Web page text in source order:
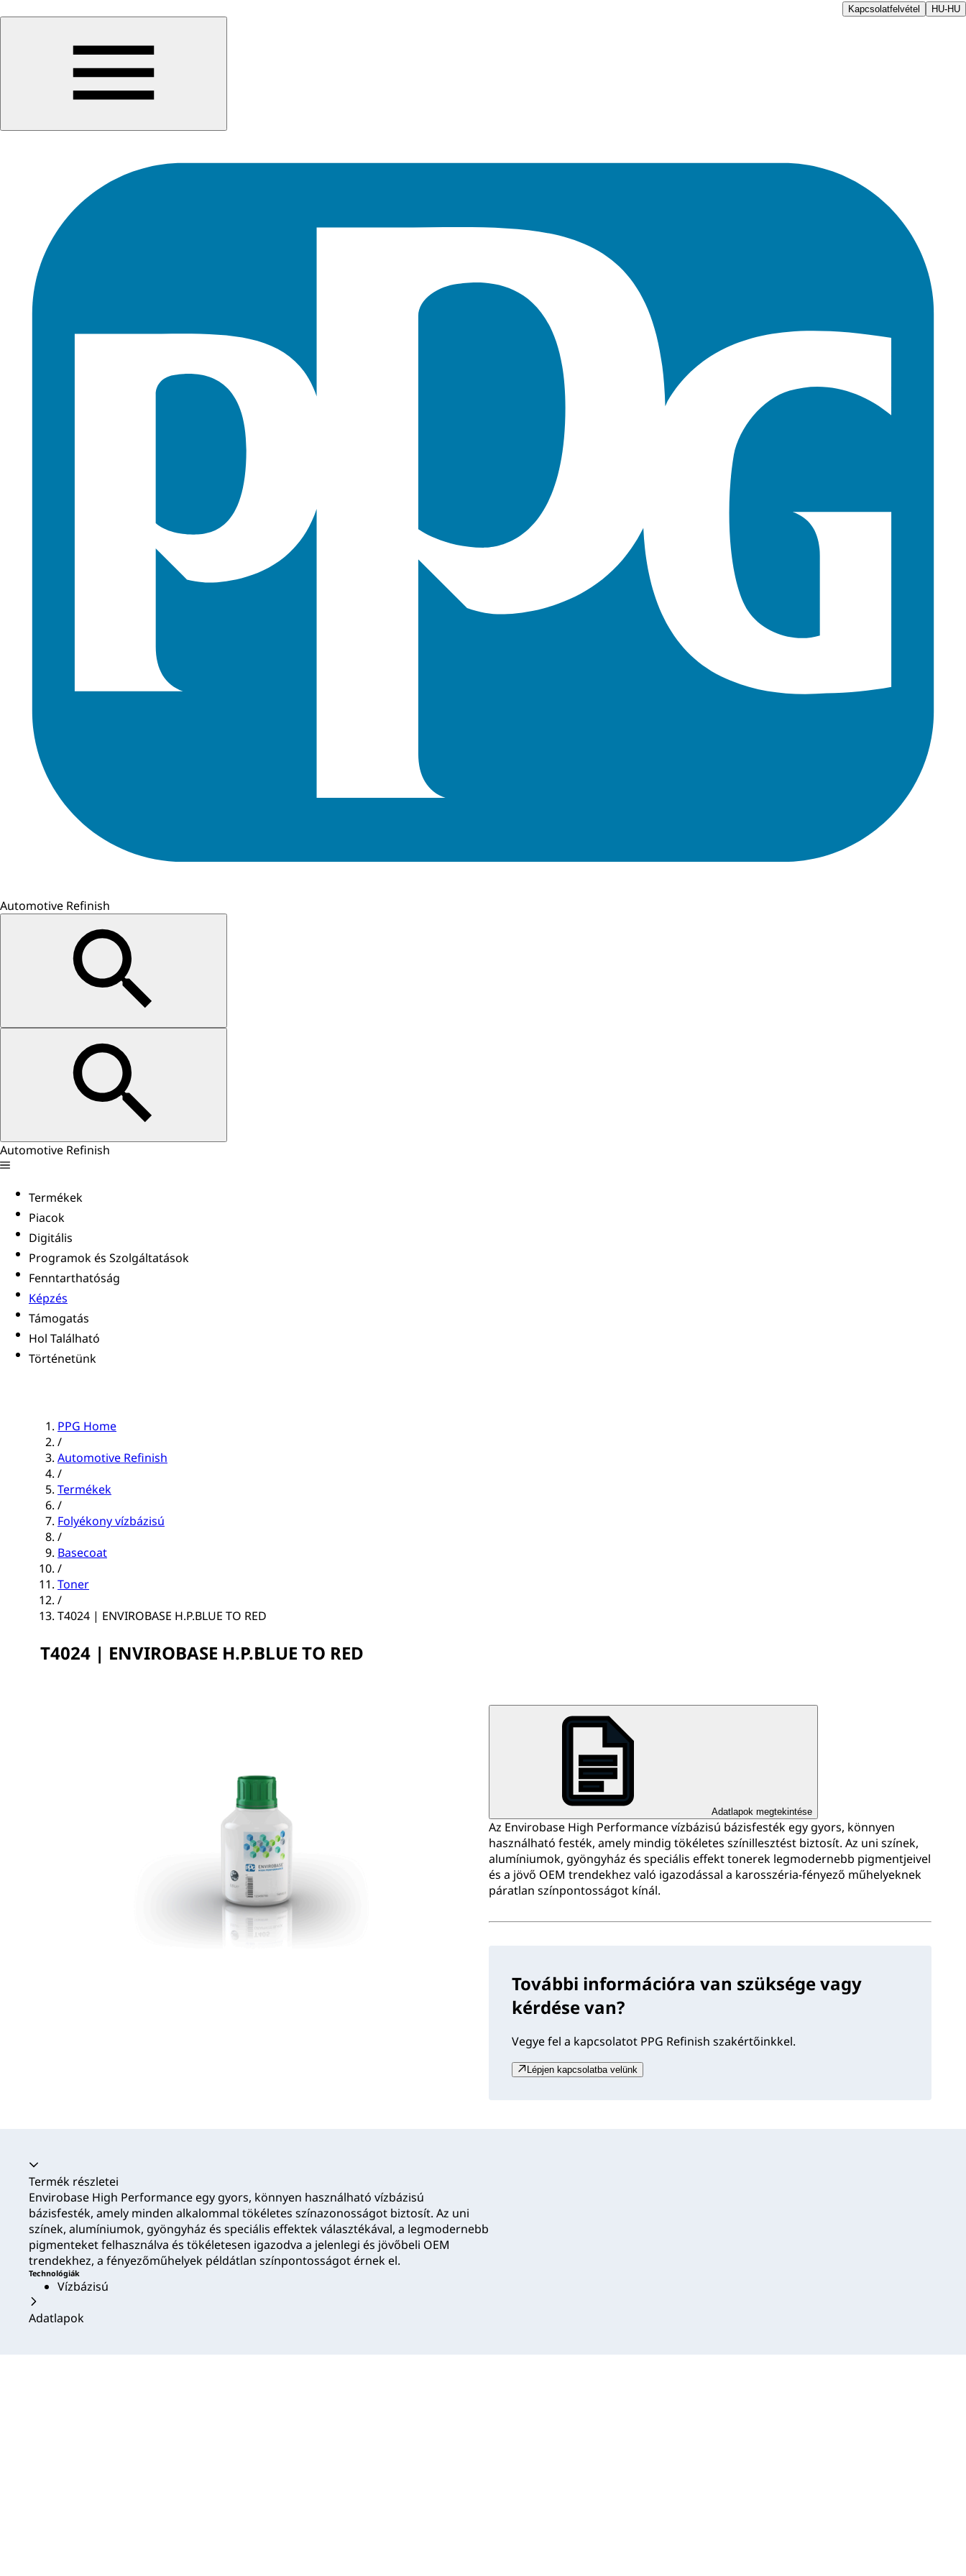
Kapcsolatfelvétel HU-HU
Automotive Refinish
Automotive Refinish
Termékek
Piacok
Digitális
Programok és Szolgáltatások
Fenntarthatóság
Képzés
Támogatás
Hol Található
Történetünk
PPG Home
/
Automotive Refinish
/
Termékek
/
Folyékony vízbázisú
/
Basecoat
/
Toner
/
T4024 | ENVIROBASE H.P.BLUE TO RED
T4024 | ENVIROBASE H.P.BLUE TO RED
Adatlapok megtekintése
Az Envirobase High Performance vízbázisú bázisfesték egy gyors, könnyen
használható festék, amely mindig tökéletes színillesztést biztosít. Az uni színek,
alumíniumok, gyöngyház és speciális effekt tonerek legmodernebb pigmentjeivel
és a jövő OEM trendekhez való igazodással a karosszéria-fényező műhelyeknek
páratlan színpontosságot kínál.
További információra van szüksége vagy
kérdése van?
Vegye fel a kapcsolatot PPG Refinish szakértőinkkel.
Lépjen kapcsolatba velünk
Akkordion összecsukva
Termék részletei
Envirobase High Performance egy gyors, könnyen használható vízbázisú
bázisfesték, amely minden alkalommal tökéletes színazonosságot biztosít. Az uni
színek, alumíniumok, gyöngyház és speciális effektek választékával, a legmodernebb
pigmenteket felhasználva és tökéletesen igazodva a jelenlegi és jövőbeli OEM
trendekhez, a fényezőműhelyek példátlan színpontosságot érnek el.
Technológiák
Vízbázisú
Adatlapok